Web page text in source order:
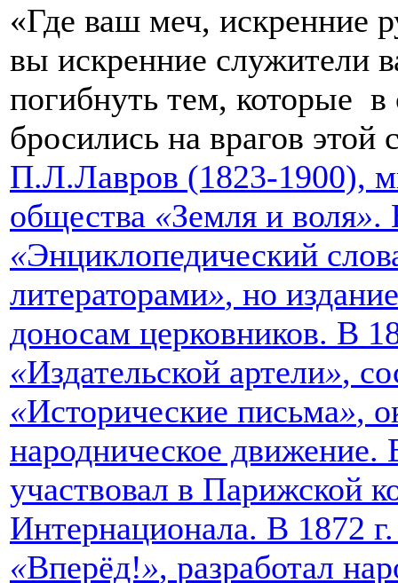
«Где ваш меч, искренние
вы искренние служители
погибнуть тем, которые
бросились на врагов этой
П.Л.Лавров (1823-1900),
общества «Земля и воля».
«Энциклопедический
литераторами», но
доносам церковников. В
«Издательской артели»,
«Исторические письма»,
народническое движение.
участвовал в Парижской
Интернационала. В 1872
«Вперёд!», разработал